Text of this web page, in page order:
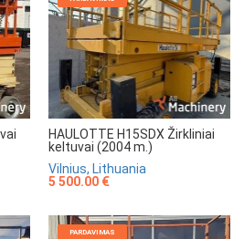
HAULOTTE H15SDX Žirkliniai
keltuvai (2004 m.)
Vilnius, Lithuania
5 500.00 €
PARDAVIMAS